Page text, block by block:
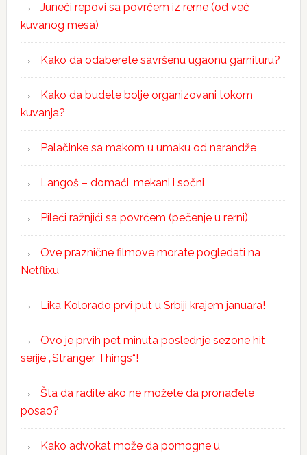
Juneći repovi sa povrćem iz rerne (od već
kuvanog mesa)
Kako da odaberete savršenu ugaonu garnituru?
Kako da budete bolje organizovani tokom
kuvanja?
Palačinke sa makom u umaku od narandže
Langoš – domaći, mekani i sočni
Pileći ražnjići sa povrćem (pečenje u rerni)
Ove praznične filmove morate pogledati na
Netflixu
Lika Kolorado prvi put u Srbiji krajem januara!
Ovo je prvih pet minuta poslednje sezone hit
serije „Stranger Things“!
Šta da radite ako ne možete da pronađete
posao?
Kako advokat može da pomogne u